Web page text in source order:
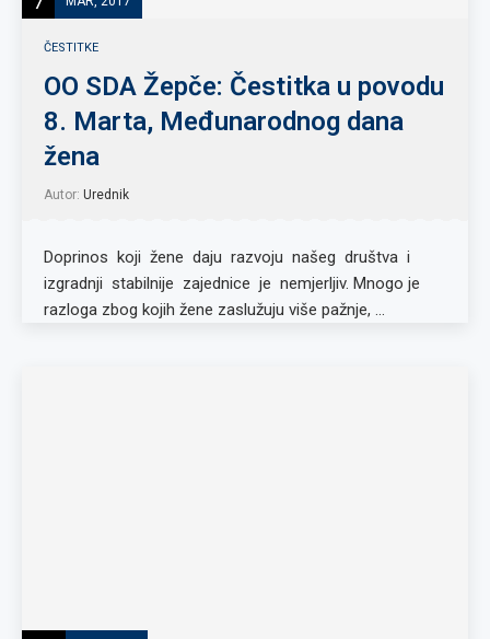
ČESTITKE
OO SDA Žepče: Čestitka u povodu
8. Marta, Međunarodnog dana
žena
Autor: Urednik
Doprinos koji žene daju razvoju našeg društva i
izgradnji stabilnije zajednice je nemjerljiv. Mnogo je
razloga zbog kojih žene zaslužuju više pažnje, …